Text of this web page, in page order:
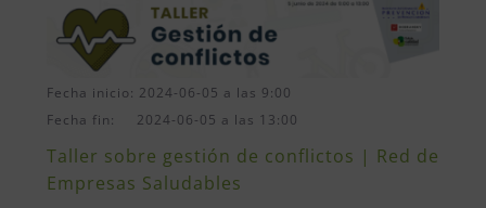
Fecha inicio: 2024-06-05 a las 9:00
Fecha fin: 2024-06-05 a las 13:00
Taller sobre gestión de conflictos | Red de
Empresas Saludables